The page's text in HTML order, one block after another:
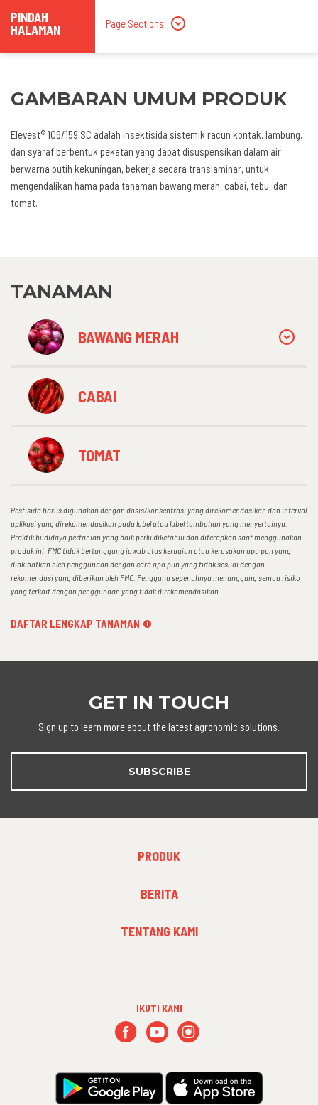
PINDAH
HALAMAN
Page Sections
GAMBARAN UMUM PRODUK
Elevest® 106/159 SC adalah insektisida sistemik racun kontak, lambung,
dan syaraf berbentuk pekatan yang dapat disuspensikan dalam air
berwarna putih kekuningan, bekerja secara translaminar, untuk
mengendalikan hama pada tanaman bawang merah, cabai, tebu, dan
tomat.
TANAMAN
BAWANG MERAH
CABAI
TOMAT
Pestisida harus digunakan dengan dosis/konsentrasi yang direkomendasikan dan interval
aplikasi yang direkomendasikan pada label atau label tambahan yang menyertainya.
Praktik budidaya pertanian yang baik perlu diketahui dan diterapkan saat menggunakan
produk ini. FMC tidak bertanggung jawab atas kerugian atau kerusakan apa pun yang
diakibatkan oleh penggunaan dengan cara apa pun yang tidak sesuai dengan
rekomendasi yang diberikan oleh FMC. Pengguna sepenuhnya menanggung semua risiko
yang terkait dengan penggunaan yang tidak direkomendasikan.
DAFTAR LENGKAP TANAMAN
GET IN TOUCH
Sign up to learn more about the latest agronomic solutions.
SUBSCRIBE
PRODUK
BERITA
TENTANG KAMI
IKUTI KAMI